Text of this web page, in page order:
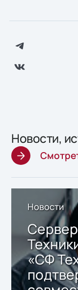
Новости,
Новости
«СФ